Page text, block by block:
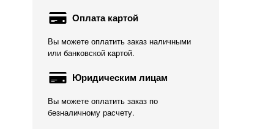
Оплата картой
Вы можете оплатить заказ наличными
или банковской картой.
Юридическим лицам
Вы можете оплатить заказ по
безналичному расчету.